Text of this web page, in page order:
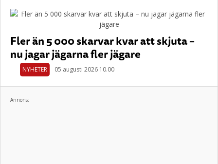
Fler än 5 000 skarvar kvar att skjuta –
nu jagar jägarna fler jägare
NYHETER 05 augusti 2026 10.00
Annons: